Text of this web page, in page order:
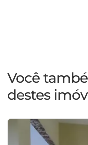
Você
destes